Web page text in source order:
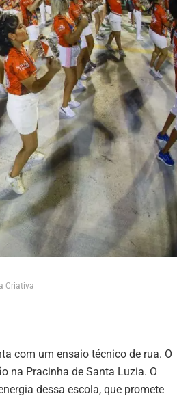
Criativa
com um ensaio técnico de rua. O
na Pracinha de Santa Luzia. O
dessa escola, que promete